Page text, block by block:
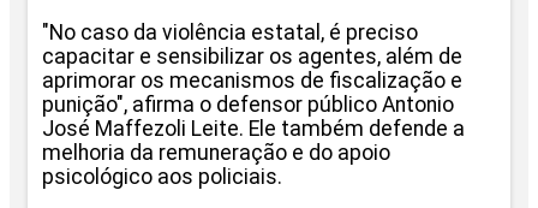
"No caso da violência estatal, é preciso
capacitar e sensibilizar os agentes, além de
aprimorar os mecanismos de fiscalização e
punição", afirma o defensor público Antonio
José Maffezoli Leite. Ele também defende a
melhoria da remuneração e do apoio
psicológico aos policiais.